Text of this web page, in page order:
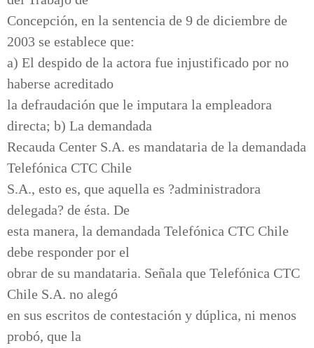
Concepción, en la sentencia de 9 de diciembre de
2003 se establece que:
a) El despido de la actora fue injustificado por no
haberse acreditado
la defraudación que le imputara la empleadora
directa; b) La demandada
Recauda Center S.A. es mandataria de la demandada
Telefónica CTC Chile
S.A., esto es, que aquella es ?administradora
delegada? de ésta. De
esta manera, la demandada Telefónica CTC Chile
debe responder por el
obrar de su mandataria. Señala que Telefónica CTC
Chile S.A. no alegó
en sus escritos de contestación y dúplica, ni menos
probó, que la